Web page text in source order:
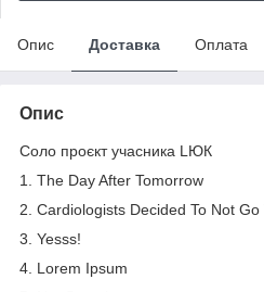
Опис Доставка Оплата
Опис
Соло проєкт учасника LЮК
1. The Day After Tomorrow
2. Cardiologists Decided To Not Go
3. Yesss!
4. Lorem Ipsum